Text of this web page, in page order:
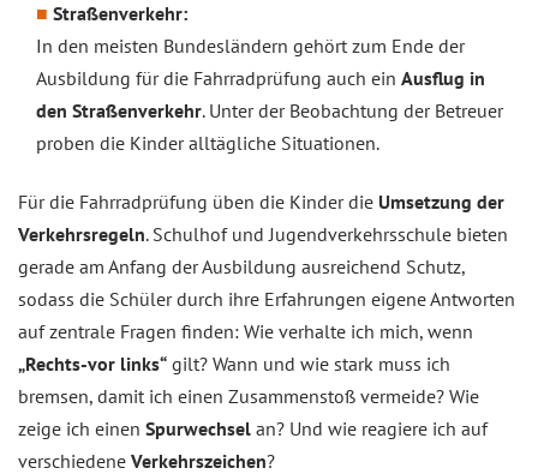
Straßenverkehr:
In den meisten Bundesländern gehört zum Ende der
Ausbildung für die Fahrradprüfung auch ein Ausflug in
den Straßenverkehr. Unter der Beobachtung der Betreuer
proben die Kinder alltägliche Situationen.
Für die Fahrradprüfung üben die Kinder die Umsetzung der
Verkehrsregeln. Schulhof und Jugendverkehrsschule bieten
gerade am Anfang der Ausbildung ausreichend Schutz,
sodass die Schüler durch ihre Erfahrungen eigene Antworten
auf zentrale Fragen finden: Wie verhalte ich mich, wenn
„Rechts-vor links“ gilt? Wann und wie stark muss ich
bremsen, damit ich einen Zusammenstoß vermeide? Wie
zeige ich einen Spurwechsel an? Und wie reagiere ich auf
verschiedene Verkehrszeichen?